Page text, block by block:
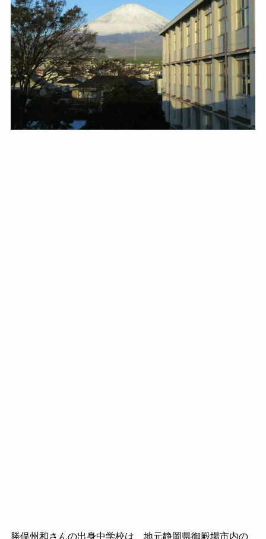
勝俣州和さんの出身中学校は、地元静岡県御殿場市内の